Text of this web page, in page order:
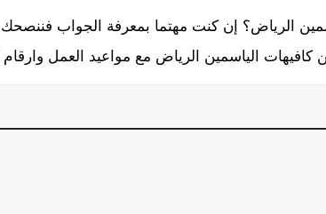
الرياض؟ إن كنت مهتما بمعرفة الجواب فننصحك